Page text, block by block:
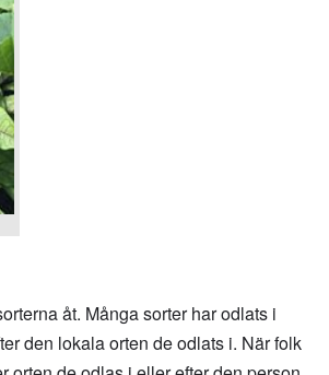
åt. Många sorter har odlats i
den lokala orten de odlats i. När folk